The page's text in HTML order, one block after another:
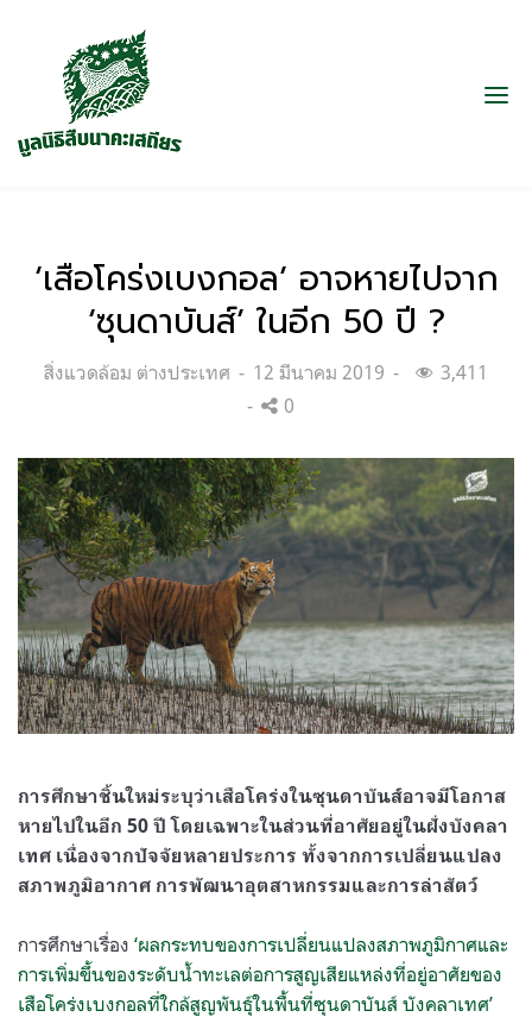
‘เสือโคร่งเบงกอล’ อาจหายไปจาก
‘ซุนดาบันส์’ ในอีก 50 ปี ?
Categories:
สิ่งแวดล้อม ต่างประเทศ
Posted
on
12 มีนาคม 2019
3,411
0
การศึกษาชิ้นใหม่ระบุว่าเสือโคร่งในซุนดาบันส์อาจมีโอกาส
หายไปในอีก 50 ปี โดยเฉพาะในส่วนที่อาศัยอยู่ในฝั่งบังคลา
เทศ เนื่องจากปัจจัยหลายประการ ทั้งจากการเปลี่ยนแปลง
สภาพภูมิอากาศ การพัฒนาอุตสาหกรรมและการล่าสัตว์
การศึกษาเรื่อง ‘ผลกระทบของการเปลี่ยนแปลงสภาพภูมิกาศและ
การเพิ่มขึ้นของระดับน้ำทะเลต่อการสูญเสียแหล่งที่อยู่อาศัยของ
เสือโคร่งเบงกอลที่ใกล้สูญพันธุ์ในพื้นที่ซุนดาบันส์ บังคลาเทศ’